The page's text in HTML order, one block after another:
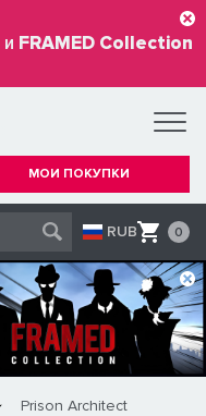
и FRAMED Collection
МОИ ПОКУПКИ
RUB 0
Prison Architect